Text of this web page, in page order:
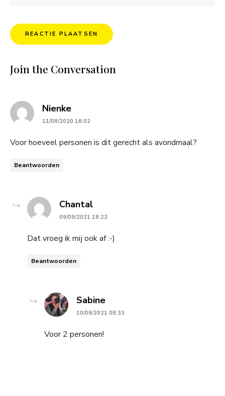
Join the Conversation
Nienkesays:
11/08/2020 16:02
Voor hoeveel personen is dit gerecht als avondmaal?
Beantwoorden
Chantalsays:
09/09/2021 18:22
Dat vroeg ik mij ook af :-)
Beantwoorden
Sabinesays:
10/09/2021 08:33
Voor 2 personen!